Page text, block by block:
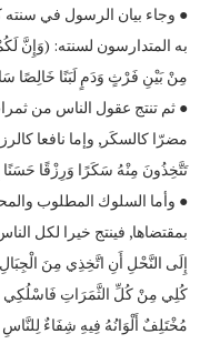
● وجاء بيان الرسول في سنته
به المتدارسون لسنته: (وَإِنَّ
مِنْ بَيْنِ فَرْثٍ وَدَمٍ لَبَنًا خَالِصًا
● ثم تنتج عقول الناس من
مضرّا كالسكَر, وإما نافعا
تَتَّخِذُونَ مِنْهُ سَكَرًا وَرِزْقًا حَسَنًا
● وأما السلوك المطلوب
بمقتضاها, فينتج خيرا لكل
كُلِي مِنْ كُلِّ الثَّمَرَاتِ فَاسْلُكِي
مُخْتَلِفٌ أَلْوَانُهُ فِيهِ شِفَاءٌ لِلنَّاسِ